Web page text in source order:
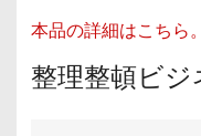
本品の詳細はこちら。
整理整頓ビ